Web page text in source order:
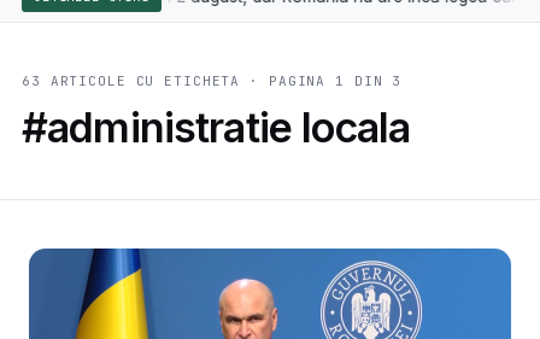
63 ARTICOLE CU ETICHETA · PAGINA 1 DIN 3
#administratie locala